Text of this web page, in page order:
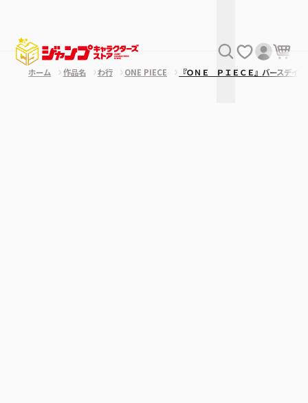
ホーム 作品名 わ行 ONE PIECE 『ＯＮＥ ＰＩＥＣＥ』バースデ